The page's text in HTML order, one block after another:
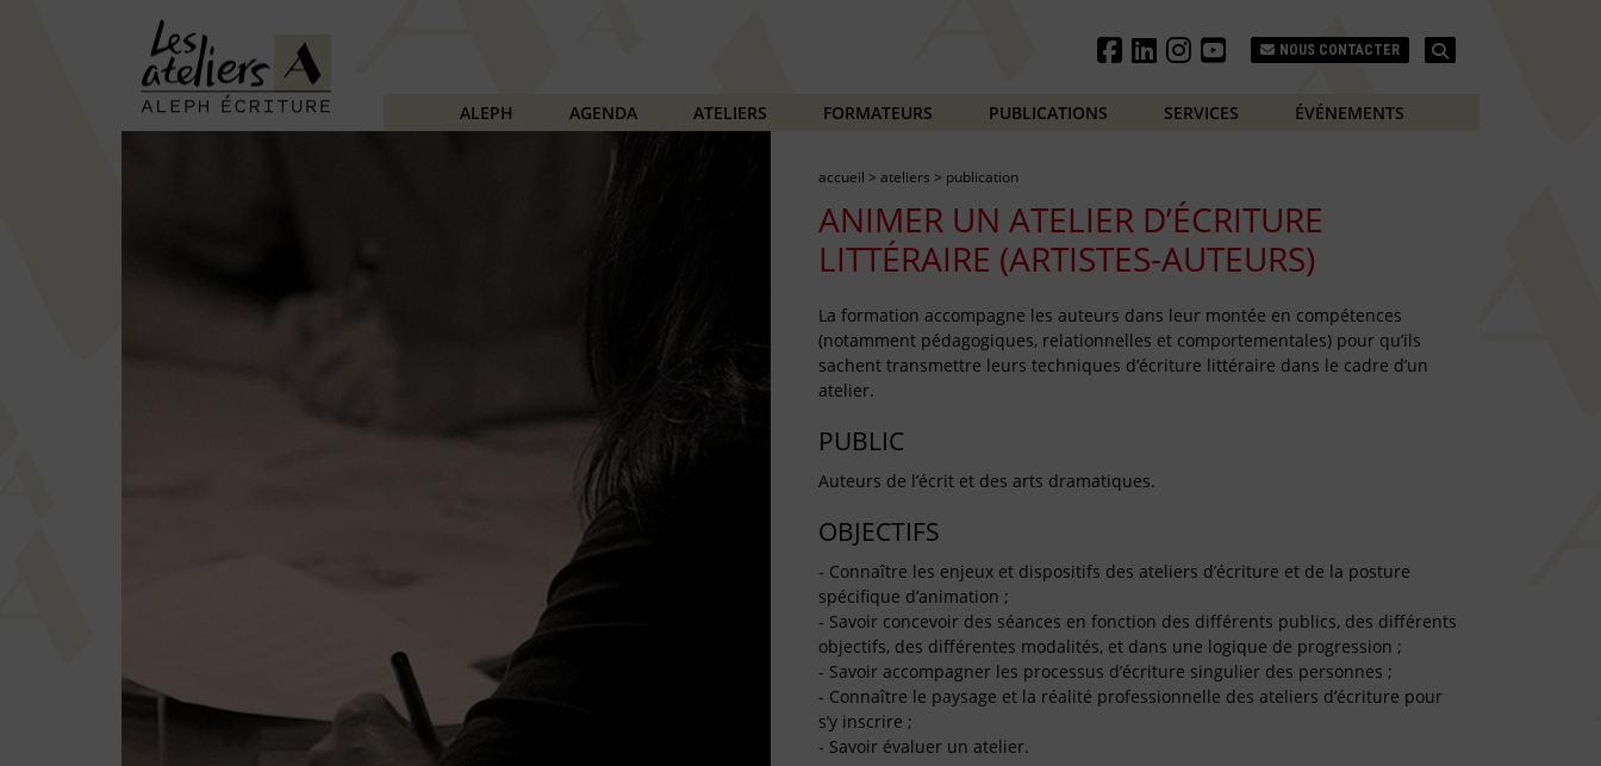
NOUS CONTACTER
ALEPH AGENDA ATELIERS FORMATEURS PUBLICATIONS SERVICES ÉVÉNEMENTS
accueil > ateliers > publication
ANIMER UN ATELIER D’ÉCRITURE
LITTÉRAIRE (ARTISTES-AUTEURS)
La formation accompagne les auteurs dans leur montée en compétences
(notamment pédagogiques, relationnelles et comportementales) pour qu’ils
sachent transmettre leurs techniques d’écriture littéraire dans le cadre d’un
atelier.
PUBLIC
Auteurs de l’écrit et des arts dramatiques.
OBJECTIFS
- Connaître les enjeux et dispositifs des ateliers d’écriture et de la posture
spécifique d’animation ;
- Savoir concevoir des séances en fonction des différents publics, des différents
objectifs, des différentes modalités, et dans une logique de progression ;
- Savoir accompagner les processus d’écriture singulier des personnes ;
- Connaître le paysage et la réalité professionnelle des ateliers d’écriture pour
s’y inscrire ;
- Savoir évaluer un atelier.